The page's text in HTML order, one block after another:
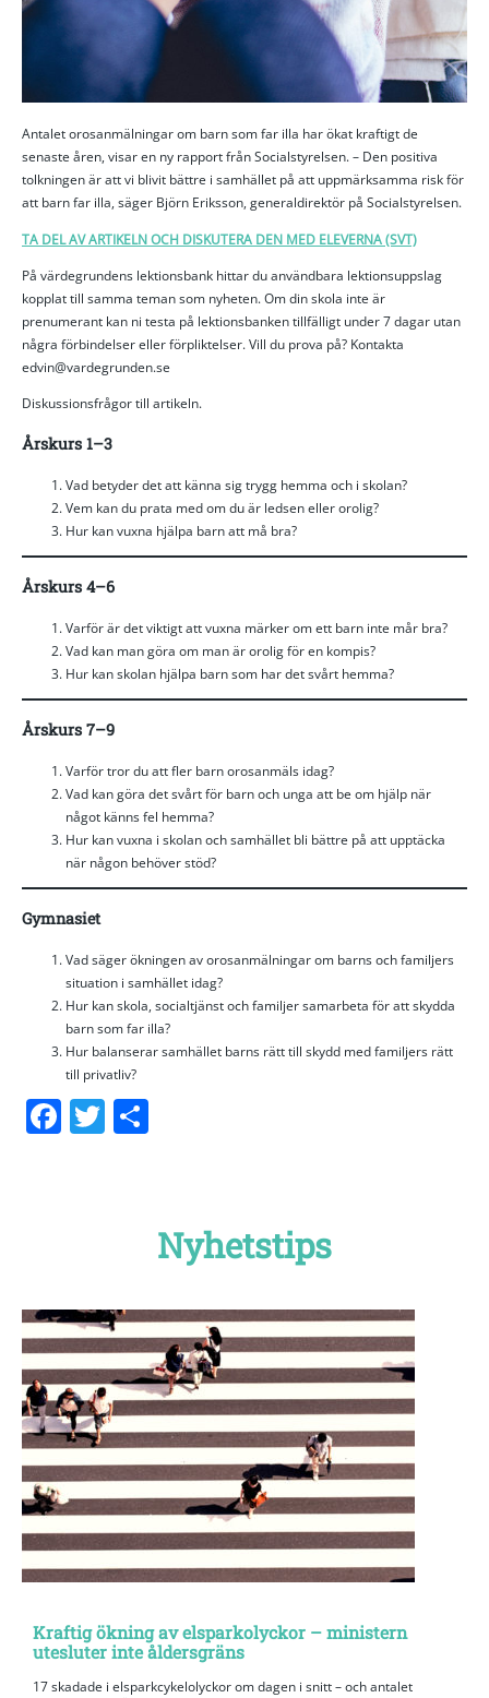
Antalet orosanmälningar om barn som far illa har ökat kraftigt de
senaste åren, visar en ny rapport från Socialstyrelsen. – Den positiva
tolkningen är att vi blivit bättre i samhället på att uppmärksamma risk för
att barn far illa, säger Björn Eriksson, generaldirektör på Socialstyrelsen.
TA DEL AV ARTIKELN OCH DISKUTERA DEN MED ELEVERNA (SVT)
På värdegrundens lektionsbank hittar du användbara lektionsuppslag
kopplat till samma teman som nyheten. Om din skola inte är
prenumerant kan ni testa på lektionsbanken tillfälligt under 7 dagar utan
några förbindelser eller förpliktelser. Vill du prova på? Kontakta
edvin@vardegrunden.se
Diskussionsfrågor till artikeln.
Årskurs 1–3
Vad betyder det att känna sig trygg hemma och i skolan?
Vem kan du prata med om du är ledsen eller orolig?
Hur kan vuxna hjälpa barn att må bra?
Årskurs 4–6
Varför är det viktigt att vuxna märker om ett barn inte mår bra?
Vad kan man göra om man är orolig för en kompis?
Hur kan skolan hjälpa barn som har det svårt hemma?
Årskurs 7–9
Varför tror du att fler barn orosanmäls idag?
Vad kan göra det svårt för barn och unga att be om hjälp när
något känns fel hemma?
Hur kan vuxna i skolan och samhället bli bättre på att upptäcka
när någon behöver stöd?
Gymnasiet
Vad säger ökningen av orosanmälningar om barns och familjers
situation i samhället idag?
Hur kan skola, socialtjänst och familjer samarbeta för att skydda
barn som far illa?
Hur balanserar samhället barns rätt till skydd med familjers rätt
till privatliv?
Facebook
Twitter
Nyhetstips
Kraftig ökning av elsparkolyckor – ministern
utesluter inte åldersgräns
17 skadade i elsparkcykelolyckor om dagen i snitt – och antalet